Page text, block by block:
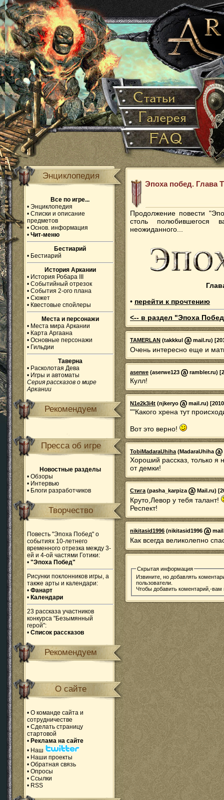
Энциклопедия
Все по игре...
• Энциклопедия
• Списки и описание
предметов
• Основ. информация
• Чит-меню
Бестиарий
• Бестиарий
История Аркании
• История Робара III
• Событийный отрезок
• События 2-ого плана
• Сюжет
• Квестовые спойлеры
Места и персонажи
• Места мира Аркании
• Карта Аргаана
• Основные персонажи
• Гильдии
Таверна
• Расколотая Дева
• Игры и автоматы
Серия рассказов о мире
Аркании
Рекомендуем
Пресса об игре
Новостные разделы
• Обзоры
• Интервью
• Блоги разработчиков
Творчество
Повесть "Эпоха Побед" о
событиях 10-летнего
временного отрезка между 3-
ей и 4-ой частями Готики:
• "Эпоха Побед"
Рисунки поклонников игры, а
также арты и календари:
• Фанарт
• Календари
23 рассказа участников
конкурса "Безымянный
герой":
• Список рассказов
Рекомендуем
О сайте
• О команде сайта и
сотрудничестве
• Сделать страницу
стартовой
• Реклама на сайте
• Наш
• Наши проекты
• Обратная связь
• Опросы
• Ссылки
• RSS
Эпоха побед. Глава
Продолжение повести
столь полюбившегося
неожиданного...
• перейти к прочтению
<-- в раздел "Эпоха
TAMERLAN (takkkul mail.ru)
Очень интересно еще и
aserwe (aserwe123 rambler.ru)
Кулл!
N1e2k3i4t (njkeryo mail.ru)
""Какого хрена тут
Вот это верно!
TobiMadaraUhiha(MadaraUhiha
Хороший рассказ, только я
от демки!
Стига(pasha_karpiza Mail.ru)
Круто,Левор у тебя талант!
Респект!
nikitasid1996 (nikitasid1996
Как всегда великолепно
Скрытая информация
Извините, но добавлять
пользователи.
Чтобы добавить коментарий,-